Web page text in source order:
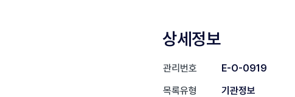
상세정보
관리번호
E-O-0919
목록유형
기관정보